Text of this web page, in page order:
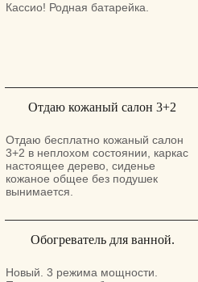
Кассио! Родная батарейка.
Отдаю кожаный салон 3+2
Отдаю бесплатно кожаный салон
3+2 в неплохом состоянии, каркас
настоящее дерево, сиденье
кожаное общее без подушек
вынимается.
Обогреватель для ванной.
Новый. 3 режима мощности.